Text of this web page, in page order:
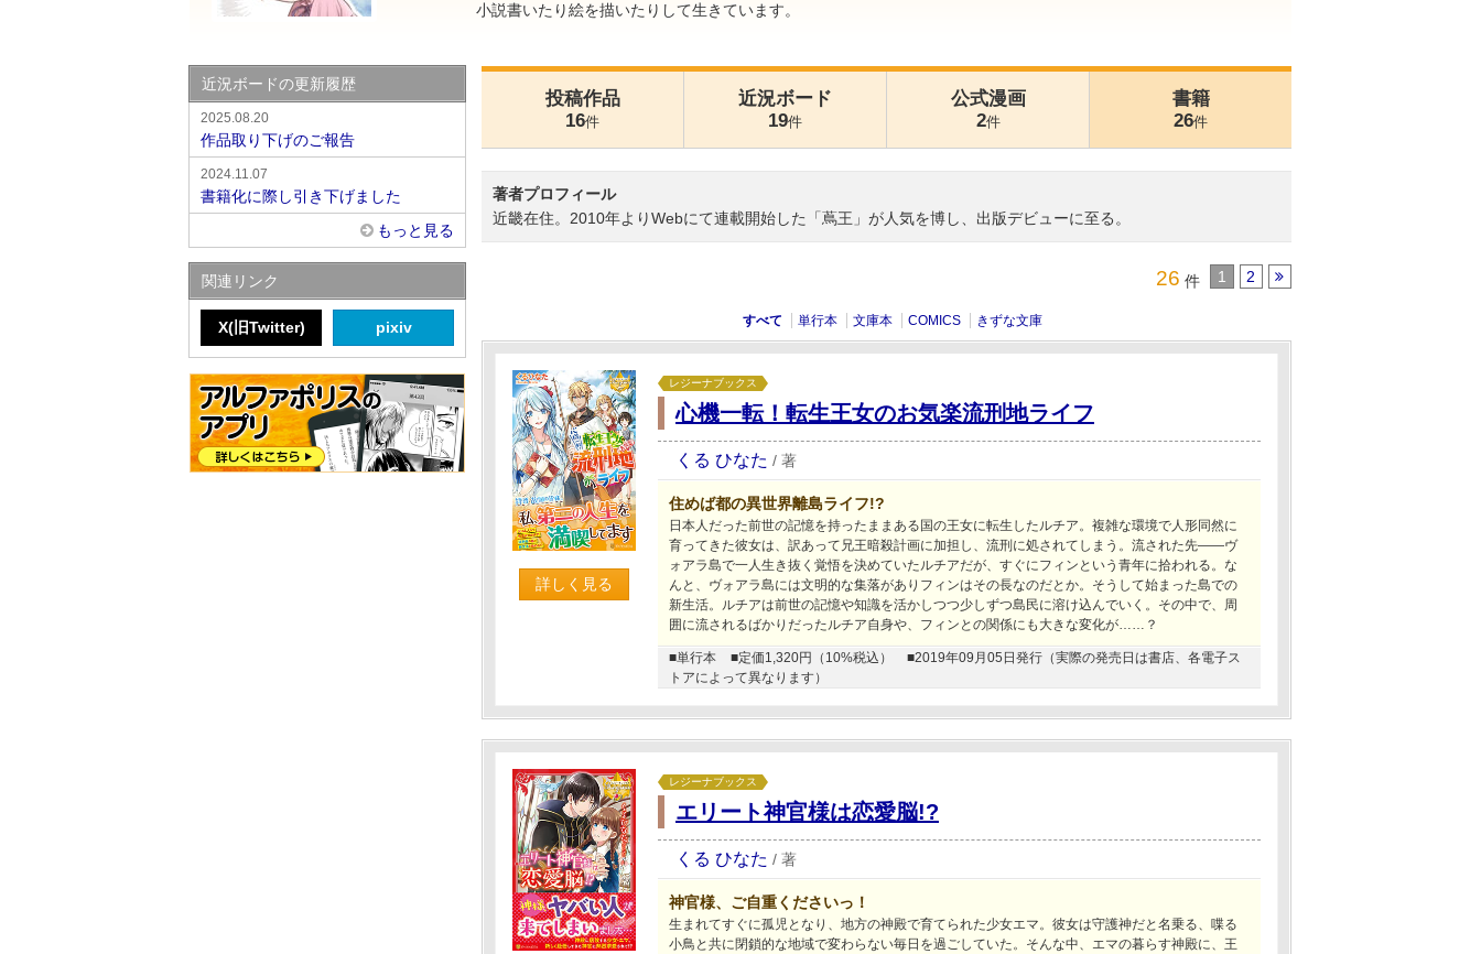
小説書いたり絵を描いたりして生きています。
投稿作品
16件
近況ボード
19件
公式漫画
2件
書籍
26件
著者プロフィール
近畿在住。2010年よりWebにて連載開始した「蔦王」が人気を博し、出版デビューに至る。
26 件 1 2
すべて 単行本 文庫本 COMICS きずな文庫
詳しく見る
レジーナブックス
心機一転！転生王女のお気楽流刑地ライフ
くる ひなた / 著
住めば都の異世界離島ライフ!?
日本人だった前世の記憶を持ったままある国の王女に転生したルチア。複雑な環境で人形同然に
育ってきた彼女は、訳あって兄王暗殺計画に加担し、流刑に処されてしまう。流された先――ヴ
ォアラ島で一人生き抜く覚悟を決めていたルチアだが、すぐにフィンという青年に拾われる。な
んと、ヴォアラ島には文明的な集落がありフィンはその長なのだとか。そうして始まった島での
新生活。ルチアは前世の記憶や知識を活かしつつ少しずつ島民に溶け込んでいく。その中で、周
囲に流されるばかりだったルチア自身や、フィンとの関係にも大きな変化が……？
■単行本 ■定価1,320円（10%税込）
■2019年09月05日発行（実際の発売日は書店、各電子ス
トアによって異なります）
レジーナブックス
エリート神官様は恋愛脳!?
くる ひなた / 著
神官様、ご自重くださいっ！
生まれてすぐに孤児となり、地方の神殿で育てられた少女エマ。彼女は守護神だと名乗る、喋る
小鳥と共に閉鎖的な地域で変わらない毎日を過ごしていた。そんな中、エマの暮らす神殿に、王
近況ボードの更新履歴
2025.08.20
作品取り下げのご報告
2024.11.07
書籍化に際し引き下げました
もっと見る
関連リンク
X(旧Twitter) pixiv